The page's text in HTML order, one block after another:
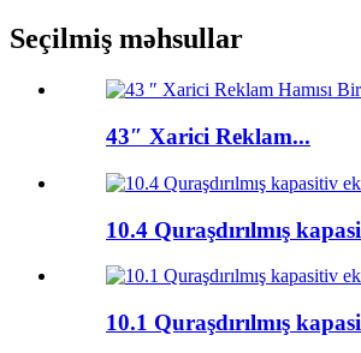
Seçilmiş məhsullar
43″ Xarici Reklam...
10.4 Quraşdırılmış
10.1 Quraşdırılmış